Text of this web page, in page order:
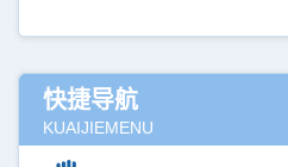
快捷导航
KUAIJIEMENU